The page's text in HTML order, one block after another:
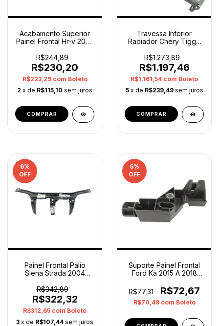
Acabamento Superior
Painel Frontal Hr-v 2022
R$244,89
R$230,20
R$223,29 com Boleto
2 x de R$115,10 sem juros
Travessa Inferior
Radiador Chery Tiggo
R$1.273,89
R$1.197,46
R$1.161,54 com Boleto
5 x de R$239,49 sem juros
6%
OFF
Painel Frontal Palio
Siena Strada 2004
R$342,89
R$322,32
R$312,65 com Boleto
3 x de R$107,44 sem juros
6%
OFF
Suporte Painel Frontal
Ford Ka 2015 A 2018
R$77,31
R$72,67
R$70,49 com Boleto